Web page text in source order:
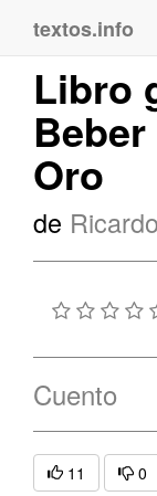
textos.info
Libro
Oro
de
Cuento
11 0